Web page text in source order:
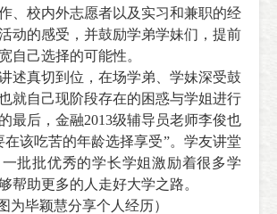
、校内外志愿者以及实习和兼职的经
动的感受，并鼓励学弟学妹们，提前
自己选择的可能性。
述真切到位，在场学弟、学妹深受鼓
就自己现阶段存在的困惑与学姐进行
最后， 金融2013级辅导员老师李俊也
该吃苦的年龄选择享受”。 学友讲堂
批批优秀的学长学姐激励着很多学
帮助更多的人走好大学之路。
为毕颖慧分享个人经历）